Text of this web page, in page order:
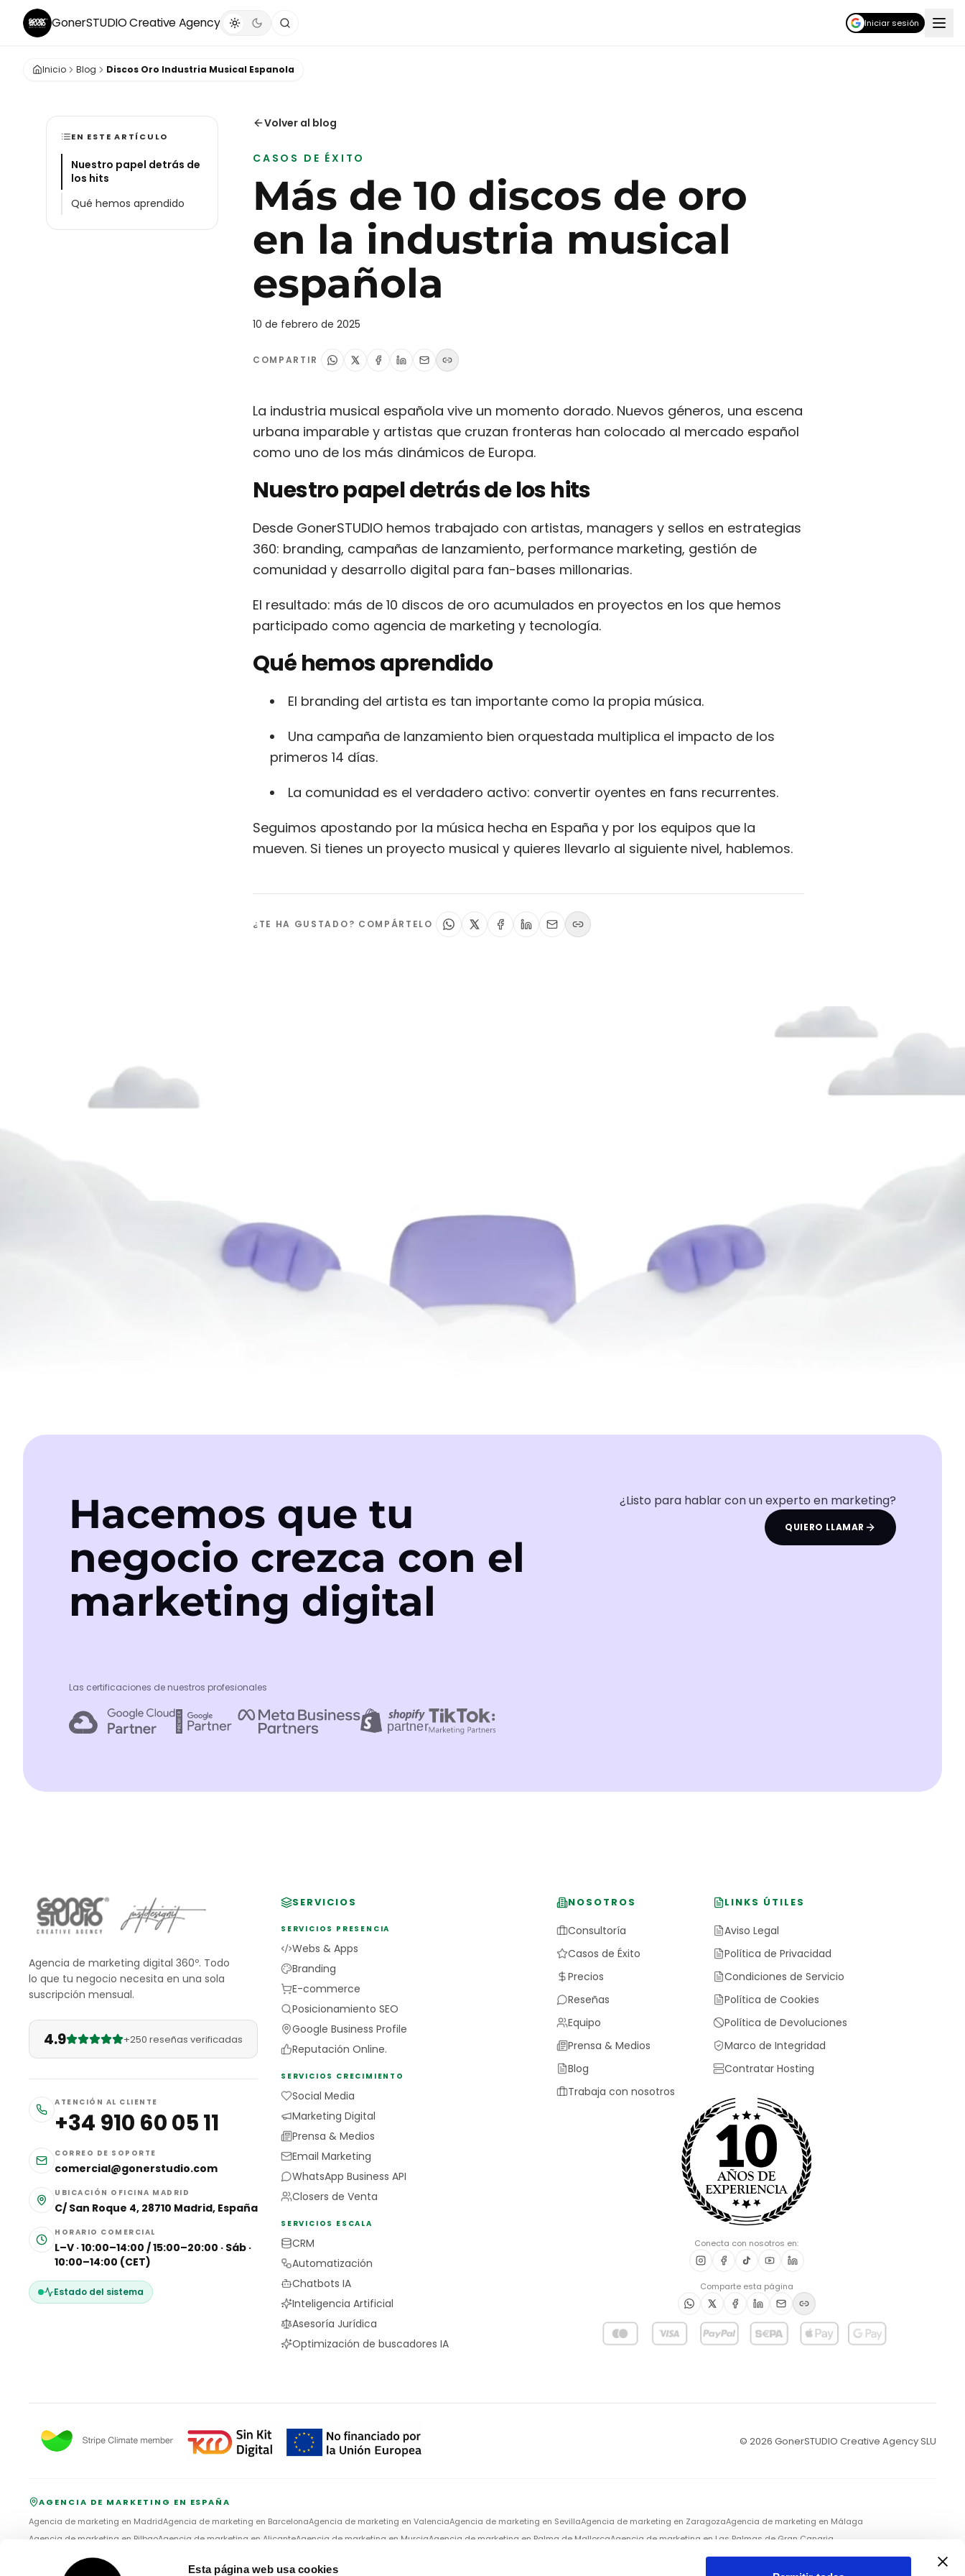
Esta página web usa cookies
GonerSTUDIOCreative Agency Iniciar sesión
Inicio Blog Discos Oro Industria Musical Espanola
Volver al blog
CASOS DE ÉXITO
Más de 10 discos de oro
en la industria musical
española
10 de febrero de 2025
COMPARTIR
La industria musical española vive un momento dorado. Nuevos géneros, una escena
urbana imparable y artistas que cruzan fronteras han colocado al mercado español
como uno de los más dinámicos de Europa.
Nuestro papel detrás de los hits
Desde GonerSTUDIO hemos trabajado con artistas, managers y sellos en estrategias
360: branding, campañas de lanzamiento, performance marketing, gestión de
comunidad y desarrollo digital para fan-bases millonarias.
El resultado: más de 10 discos de oro acumulados en proyectos en los que hemos
participado como agencia de marketing y tecnología.
Qué hemos aprendido
El branding del artista es tan importante como la propia música.
Una campaña de lanzamiento bien orquestada multiplica el impacto de los
primeros 14 días.
La comunidad es el verdadero activo: convertir oyentes en fans recurrentes.
Seguimos apostando por la música hecha en España y por los equipos que la
mueven. Si tienes un proyecto musical y quieres llevarlo al siguiente nivel, hablemos.
¿TE HA GUSTADO? COMPÁRTELO
EN ESTE ARTÍCULO
Nuestro papel detrás de
los hits
Qué hemos aprendido
Hacemos que tu
negocio crezca con el
marketing digital
¿Listo para hablar con un experto en marketing?
QUIERO LLAMAR
Las certificaciones de nuestros profesionales
Agencia de marketing digital 360º. Todo
lo que tu negocio necesita en una sola
suscripción mensual.
4.9 +250 reseñas verificadas
ATENCIÓN AL CLIENTE
+34 910 60 05 11
CORREO DE SOPORTE
comercial@gonerstudio.com
UBICACIÓN OFICINA MADRID
C/ San Roque 4, 28710 Madrid, España
HORARIO COMERCIAL
L–V · 10:00–14:00 / 15:00–20:00 · Sáb ·
10:00–14:00 (CET)
Estado del sistema
SERVICIOS
SERVICIOS PRESENCIA
Webs & Apps
Branding
E-commerce
Posicionamiento SEO
Google Business Profile
Reputación Online.
SERVICIOS CRECIMIENTO
Social Media
Marketing Digital
Prensa & Medios
Email Marketing
WhatsApp Business API
Closers de Venta
SERVICIOS ESCALA
CRM
Automatización
Chatbots IA
Inteligencia Artificial
Asesoría Jurídica
Optimización de buscadores IA
NOSOTROS
Consultoría
Casos de Éxito
Precios
Reseñas
Equipo
Prensa & Medios
Blog
Trabaja con nosotros
LINKS ÚTILES
Aviso Legal
Política de Privacidad
Condiciones de Servicio
Política de Cookies
Política de Devoluciones
Marco de Integridad
Contratar Hosting
Conecta con nosotros en:
Comparte esta página
© 2026 GonerSTUDIO Creative Agency SLU
AGENCIA DE MARKETING EN ESPAÑA
Agencia de marketing en MadridAgencia de marketing en BarcelonaAgencia de marketing en ValenciaAgencia de marketing en SevillaAgencia de marketing en ZaragozaAgencia de marketing en Málaga
Agencia de marketing en BilbaoAgencia de marketing en AlicanteAgencia de marketing en MurciaAgencia de marketing en Palma de MallorcaAgencia de marketing en Las Palmas de Gran Canaria
Agencia de marketing en